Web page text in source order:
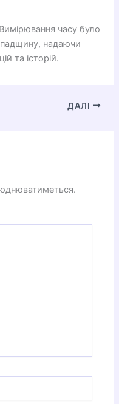
Вимірювання часу було
надаючи
та історій.
ДАЛІ